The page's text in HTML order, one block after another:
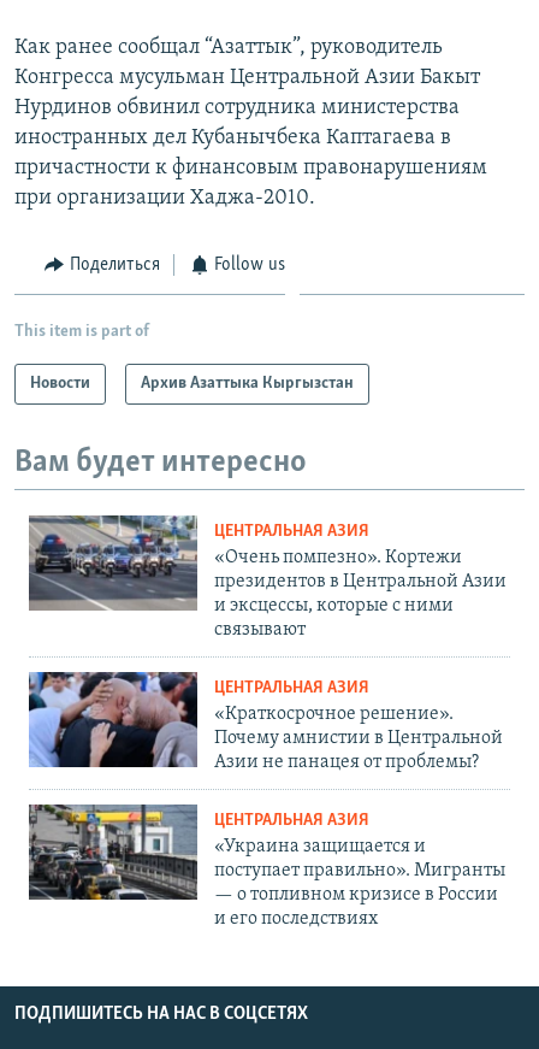
Как ранее сообщал “Азаттык”, руководитель
Конгресса мусульман Центральной Азии Бакыт
Нурдинов обвинил сотрудника министерства
иностранных дел Кубанычбека Каптагаева в
причастности к финансовым правонарушениям
при организации Хаджа-2010.
Поделиться Follow us
This item is part of
Новости Архив Азаттыка Кыргызстан
Вам будет интересно
ЦЕНТРАЛЬНАЯ АЗИЯ
«Очень помпезно». Кортежи
президентов в Центральной Азии
и эксцессы, которые с ними
связывают
ЦЕНТРАЛЬНАЯ АЗИЯ
«Краткосрочное решение».
Почему амнистии в Центральной
Азии не панацея от проблемы?
ЦЕНТРАЛЬНАЯ АЗИЯ
«Украина защищается и
поступает правильно». Мигранты
— о топливном кризисе в России
и его последствиях
ПОДПИШИТЕСЬ НА НАС В СОЦСЕТЯХ